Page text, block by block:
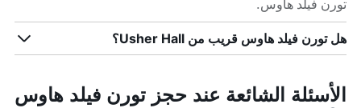
تورن فيلد هاوس.
هل تورن فيلد هاوس قريب من Usher Hall؟
الأسئلة الشائعة عند حجز تورن فيلد هاوس